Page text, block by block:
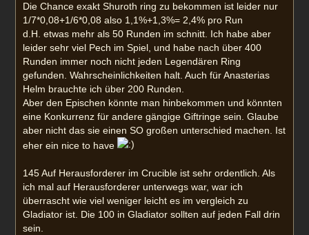
Die Chance exakt Shuroth ring zu bekommen ist leider nur
1/7*0,08+1/6*0,08 also 1,1%+1,3%= 2,4% pro Run
d.H. etwas mehr als 50 Runden im schnitt. Ich habe aber
leider sehr viel Pech im Spiel, und habe nach über 400
Runden immer noch nicht jeden Legendären Ring
gefunden. Wahrscheinlichkeiten halt. Auch für Anasterias
Helm brauchte ich über 200 Runden.
Aber den Epischen könnte man hinbekommen und könnten
eine Konkurrenz für andere gängige Giftringe sein. Glaube
aber nicht das sie einen SO großen unterschied machen. Ist
eher ein nice to have
145 Auf Herausforderer im Crucible ist sehr ordentlich. Als
ich mal auf Herausforderer unterwegs war, war ich
überrascht wie viel weniger leicht es im vergleich zu
Gladiator ist. Die 100 in Gladiator sollten auf jeden Fall drin
sein.